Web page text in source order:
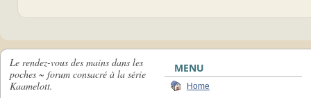
Le rendez-vous des mains dans les
poches ~ forum consacré à la série
Kaamelott.
MENU
Home